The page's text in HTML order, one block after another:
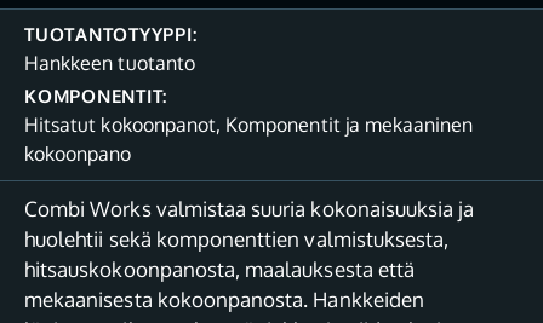
TUOTANTOTYYPPI:
Hankkeen tuotanto
KOMPONENTIT:
Hitsatut kokoonpanot, Komponentit ja mekaaninen
kokoonpano
Combi Works valmistaa suuria kokonaisuuksia ja
huolehtii sekä komponenttien valmistuksesta,
hitsauskokoonpanosta, maalauksesta että
mekaanisesta kokoonpanosta. Hankkeiden